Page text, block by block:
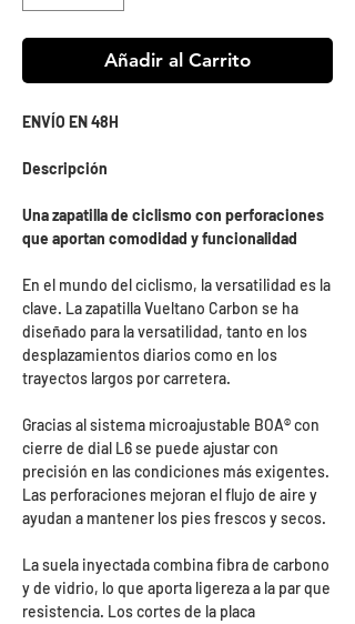
Añadir al Carrito
ENVÍO EN 48H
Descripción
Una zapatilla de ciclismo con perforaciones
que aportan comodidad y funcionalidad
En el mundo del ciclismo, la versatilidad es la
clave. La zapatilla Vueltano Carbon se ha
diseñado para la versatilidad, tanto en los
desplazamientos diarios como en los
trayectos largos por carretera.
Gracias al sistema microajustable BOA® con
cierre de dial L6 se puede ajustar con
precisión en las condiciones más exigentes.
Las perforaciones mejoran el flujo de aire y
ayudan a mantener los pies frescos y secos.
La suela inyectada combina fibra de carbono
y de vidrio, lo que aporta ligereza a la par que
resistencia. Los cortes de la placa